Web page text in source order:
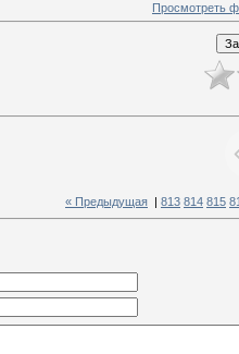
Просмотреть
« Предыдущая 813 814 815